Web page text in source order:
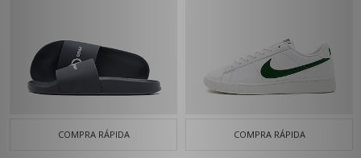
COMPRA RÁPIDA COMPRA RÁPIDA